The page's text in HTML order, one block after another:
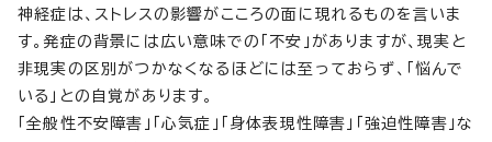
神経症は、ストレスの影響がこころの面に現れるものを言いま
す。発症の背景には広い意味での「不安」がありますが、現実と
非現実の区別がつかなくなるほどには至っておらず、「悩んで
いる」との自覚があります。
「全般性不安障害」「心気症」「身体表現性障害」「強迫性障害」な